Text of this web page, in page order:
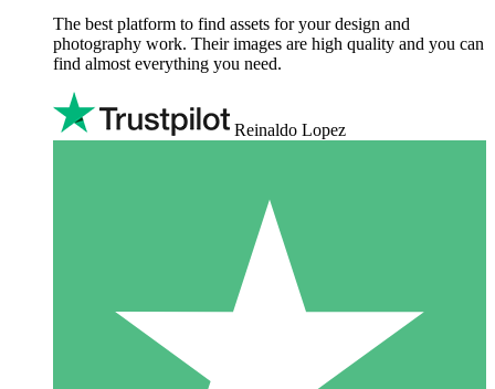
The best platform to find assets for your design and
photography work. Their images are high quality and you can
find almost everything you need.
Reinaldo Lopez